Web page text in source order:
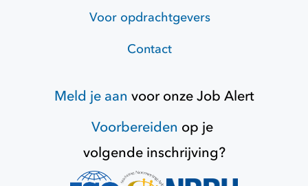
Voor opdrachtgevers
Contact
Meld je aan voor onzeJob Alert
Voorbereiden op je
volgende inschrijving?